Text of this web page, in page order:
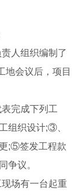
人组织编制了
地会议后，项目
完成下列工
组织设计;③、
;⑤签发工程款
争议。
场有一台起重